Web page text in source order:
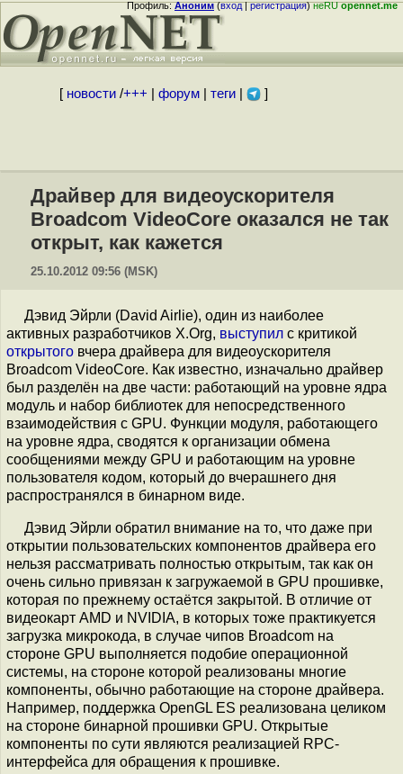
Профиль:Аноним(вход|регистрация)неRUopennet.me
[ новости/+++ форум| теги| ]
Драйвер для видеоускорителя
Broadcom VideoCore оказался не так
открыт, как кажется
25.10.2012 09:56 (MSK)
Дэвид Эйрли (David Airlie), один из наиболее
активных разработчиков X.Org, выступил с критикой
открытого вчера драйвера для видеоускорителя
Broadcom VideoCore. Как известно, изначально драйвер
был разделён на две части: работающий на уровне ядра
модуль и набор библиотек для непосредственного
взаимодействия с GPU. Функции модуля, работающего
на уровне ядра, сводятся к организации обмена
сообщениями между GPU и работающим на уровне
пользователя кодом, который до вчерашнего дня
распространялся в бинарном виде.
Дэвид Эйрли обратил внимание на то, что даже при
открытии пользовательских компонентов драйвера его
нельзя рассматривать полностью открытым, так как он
очень сильно привязан к загружаемой в GPU прошивке,
которая по прежнему остаётся закрытой. В отличие от
видеокарт AMD и NVIDIA, в которых тоже практикуется
загрузка микрокода, в случае чипов Broadcom на
стороне GPU выполняется подобие операционной
системы, на стороне которой реализованы многие
компоненты, обычно работающие на стороне драйвера.
Например, поддержка OpenGL ES реализована целиком
на стороне бинарной прошивки GPU. Открытые
компоненты по сути являются реализацией RPC-
интерфейса для обращения к прошивке.